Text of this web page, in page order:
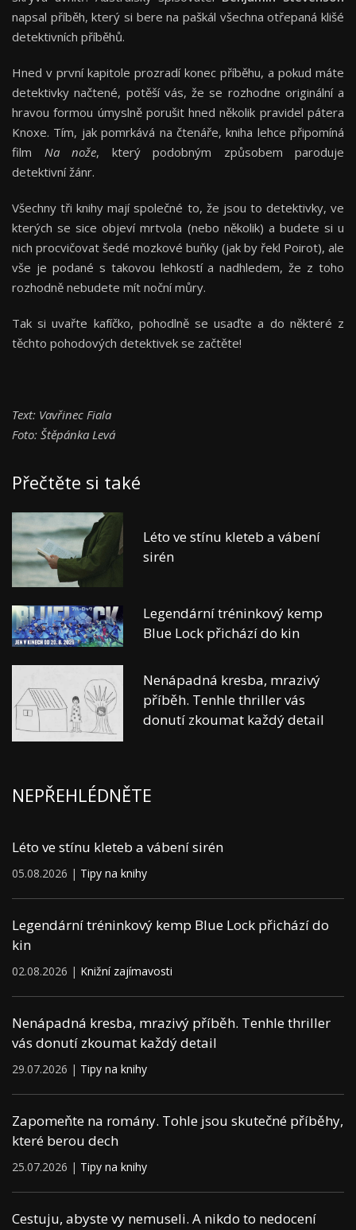
napsal příběh, který si bere na paškál všechna otřepaná klišé
detektivních příběhů.
Hned v první kapitole prozradí konec příběhu, a pokud máte
detektivky načtené, potěší vás, že se rozhodne originální a
hravou formou úmyslně porušit hned několik pravidel pátera
Knoxe. Tím, jak pomrkává na čtenáře, kniha lehce připomíná
film Na nože, který podobným způsobem paroduje
detektivní žánr.
Všechny tři knihy mají společné to, že jsou to detektivky, ve
kterých se sice objeví mrtvola (nebo několik) a budete si u
nich procvičovat šedé mozkové buňky (jak by řekl Poirot), ale
vše je podané s takovou lehkostí a nadhledem, že z toho
rozhodně nebudete mít noční můry.
Tak si uvařte kafíčko, pohodlně se usaďte a do některé z
těchto pohodových detektivek se začtěte!
Text: Vavřinec Fiala
Foto: Štěpánka Levá
Přečtěte si také
Léto ve stínu kleteb a vábení
sirén
Legendární tréninkový kemp
Blue Lock přichází do kin
Nenápadná kresba, mrazivý
příběh. Tenhle thriller vás
donutí zkoumat každý detail
NEPŘEHLÉDNĚTE
Léto ve stínu kleteb a vábení sirén
05.08.2026 | Tipy na knihy
Legendární tréninkový kemp Blue Lock přichází do
kin
02.08.2026 | Knižní zajímavosti
Nenápadná kresba, mrazivý příběh. Tenhle thriller
vás donutí zkoumat každý detail
29.07.2026 | Tipy na knihy
Zapomeňte na romány. Tohle jsou skutečné příběhy,
které berou dech
25.07.2026 | Tipy na knihy
Cestuju, abyste vy nemuseli. A nikdo to nedocení